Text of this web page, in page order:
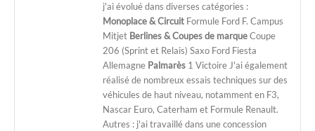
j'ai évolué dans diverses catégories :
Monoplace & Circuit Formule Ford F. Campus
Mitjet Berlines & Coupes de marqueCoupe
206 (Sprint et Relais) Saxo Ford Fiesta
Allemagne Palmarès 1 Victoire J'ai également
réalisé de nombreux essais techniques sur des
véhicules de haut niveau, notamment en F3,
Nascar Euro, Caterham et Formule Renault.
Autres : j'ai travaillé dans une concession